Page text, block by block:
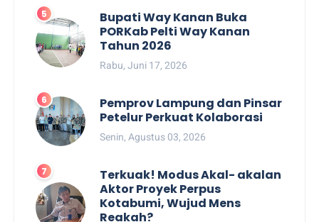
Bupati Way Kanan Buka
PORKab Pelti Way Kanan
Tahun 2026
Rabu, Juni 17, 2026
Pemprov Lampung dan Pinsar
Petelur Perkuat Kolaborasi
Senin, Agustus 03, 2026
Terkuak! Modus Akal- akalan
Aktor Proyek Perpus
Kotabumi, Wujud Mens
Reakah?